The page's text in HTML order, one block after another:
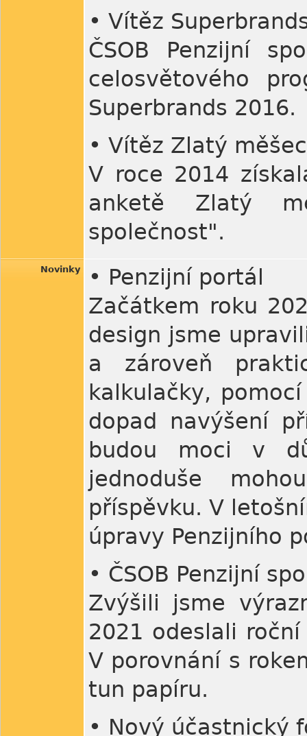
• Vítěz
ČSOB Penzijní
celosvětového
Superbrands 2016.
• Vítěz Zlatý
V roce 2014
anketě Zlatý
společnost".
Novinky
• Penzijní portál
Začátkem roku
design jsme
a zároveň
kalkulačky,
dopad navýšení
budou moci v
jednoduše
příspěvku. V
úpravy Penzijního
• ČSOB Penzijní
Zvýšili jsme
2021 odeslali
V porovnání s
tun papíru.
• Nový účastnický